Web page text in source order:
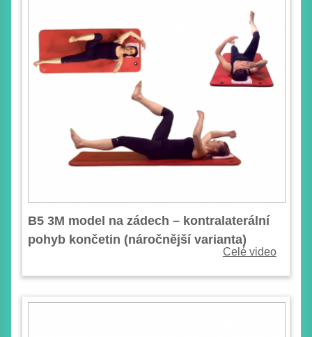
B5 3M model na zádech – kontralaterální
pohyb končetin (náročnější varianta)
Celé video